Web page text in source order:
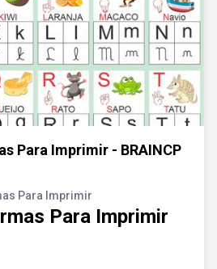
Para Imprimir - BRAINCP
Para Imprimir
Para Imprimir